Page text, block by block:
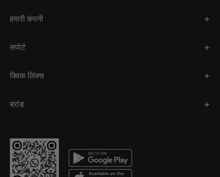
हमारी कंपनी
सपोर्ट
क्विक लिंक्स
ब्रांड